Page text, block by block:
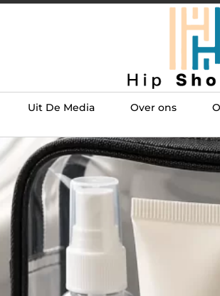
Uit De Media Over ons